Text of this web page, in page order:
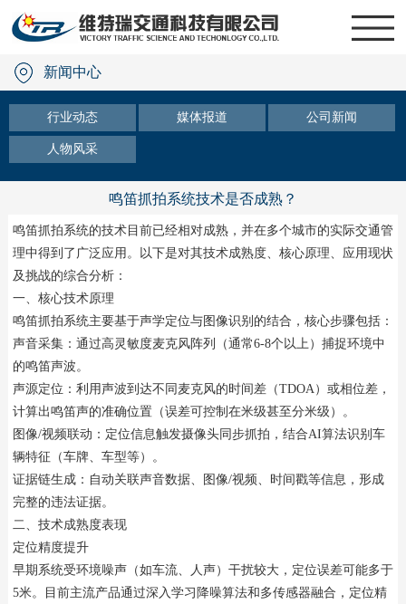
新闻中心
行业动态 媒体报道 公司新闻
人物风采
鸣笛抓拍系统技术是否成熟？
鸣笛抓拍系统的技术目前已经相对成熟，并在多个城市的实际交通管
理中得到了广泛应用。以下是对其技术成熟度、核心原理、应用现状
及挑战的综合分析：
一、核心技术原理
鸣笛抓拍系统主要基于声学定位与图像识别的结合，核心步骤包括：
声音采集：通过高灵敏度麦克风阵列（通常6-8个以上）捕捉环境中
的鸣笛声波。
声源定位：利用声波到达不同麦克风的时间差（TDOA）或相位差，
计算出鸣笛声的准确位置（误差可控制在米级甚至分米级）。
图像/视频联动：定位信息触发摄像头同步抓拍，结合AI算法识别车
辆特征（车牌、车型等）。
证据链生成：自动关联声音数据、图像/视频、时间戳等信息，形成
完整的违法证据。
二、技术成熟度表现
定位精度提升
早期系统受环境噪声（如车流、人声）干扰较大，定位误差可能多于
5米。目前主流产品通过深入学习降噪算法和多传感器融合，定位精